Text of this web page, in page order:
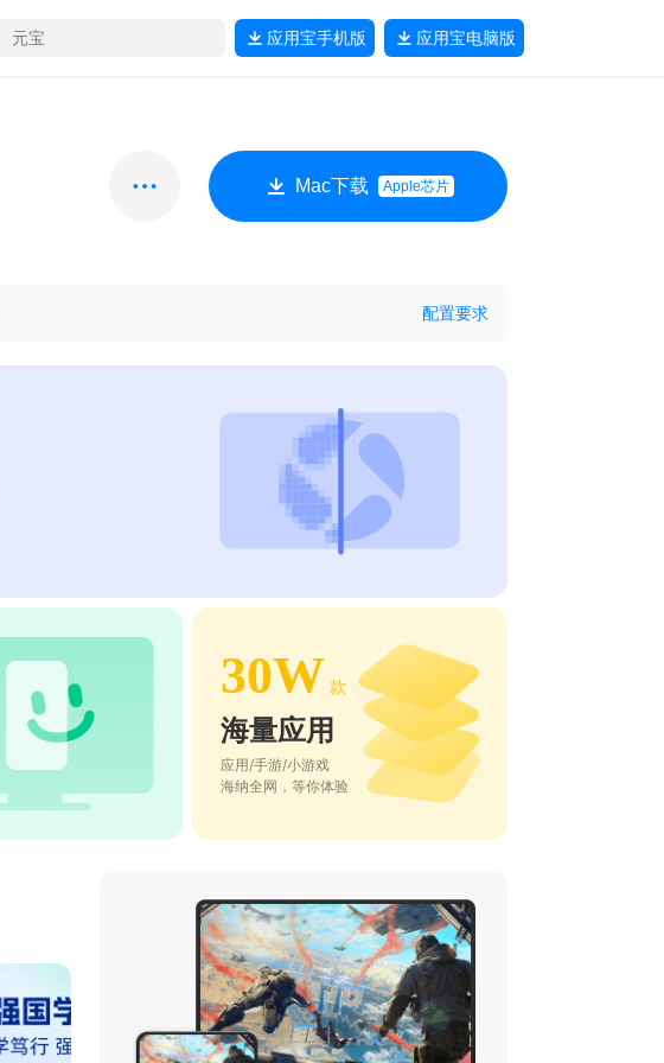
应用宝手机版 应用宝电脑版
Mac下载 Apple芯片
配置要求
30W 款
海量应用
应用/手游/小游戏
海纳全网，等你体验